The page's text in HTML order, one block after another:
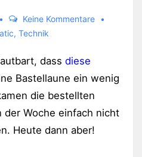
Keine Kommentare
, Technik
dass diese
Bastellaune ein wenig
die bestellten
der Woche einfach nicht
Heute dann aber!